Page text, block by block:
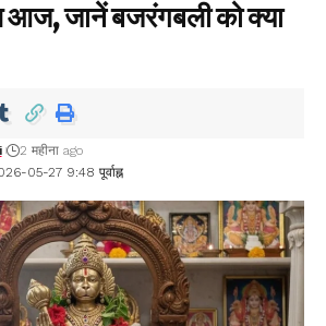
आज, जानें बजरंगबली को क्या
05-27 9:48 पूर्वाह्न
2 महीना ago